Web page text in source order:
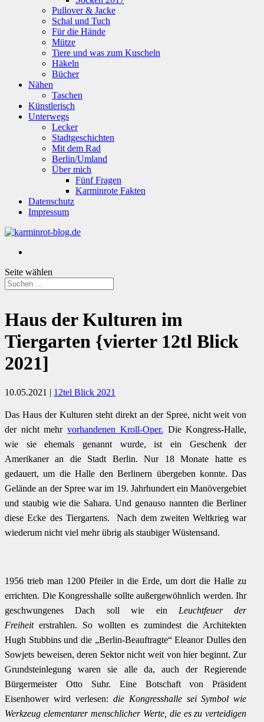
Pullover & Jacke
Schal und Tuch
Für die Hände
Mütze
Tiere und was zum Kuscheln
Häkeln
Bücher
Nähen
Taschen
Künstlerisch
Unterwegs
Lecker
Stadtgeschichten
Mit dem Rad
Berlin/Umland
Über mich
Fünf Fragen
Karminrote Fakten
Datenschutz
Impressum
Seite wählen
Haus der Kulturen im
Tiergarten {vierter 12tl Blick
2021]
10.05.2021 | 12tel Blick 2021
Das Haus der Kulturen steht direkt an der Spree, nicht weit von
der nicht mehrvorhandenen Kroll-Oper. Die Kongress-Halle,
wie sie ehemals genannt wurde, ist ein Geschenk der
Amerikaner an die Stadt Berlin. Nur 18 Monate hatte es
gedauert, um die Halle den Berlinern übergeben konnte. Das
Gelände an der Spree war im 19. Jahrhundert ein Manövergebiet
und staubig wie die Sahara. Und genauso nannten die Berliner
diese Ecke des Tiergartens. Nach dem zweiten Weltkrieg war
wiederum nicht viel mehr übrig als staubiger Wüstensand.
1956 trieb man 1200 Pfeiler in die Erde, um dort die Halle zu
errichten. Die Kongresshalle sollte außergewöhnlich werden. Ihr
geschwungenes Dach soll wie ein Leuchtfeuer der
Freiheiterstrahlen. So wollten es zumindest die Architekten
Hugh Stubbins und die „Berlin-Beauftragte“ Eleanor Dulles den
Sowjets beweisen, deren Sektor nicht weit von hier beginnt. Zur
Grundsteinlegung waren sie alle da, auch der Regierende
Bürgermeister Otto Suhr. Eine Botschaft von Präsident
Eisenhower wird verlesen: die Kongresshalle sei Symbol wie
Werkzeug elementarer menschlicher Werte, die es zu verteidigen